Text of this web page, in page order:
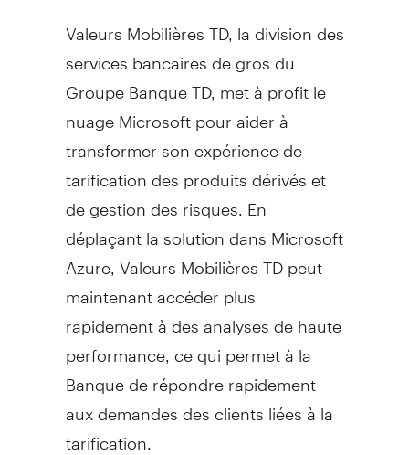
Valeurs Mobilières TD, la division des
services bancaires de gros du
Groupe Banque TD, met à profit le
nuage Microsoft pour aider à
transformer son expérience de
tarification des produits dérivés et
de gestion des risques. En
déplaçant la solution dans Microsoft
Azure, Valeurs Mobilières TD peut
maintenant accéder plus
rapidement à des analyses de haute
performance, ce qui permet à la
Banque de répondre rapidement
aux demandes des clients liées à la
tarification.